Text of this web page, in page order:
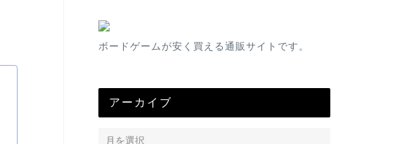
ボードゲームが安く買える通販サイトです。
アーカイブ